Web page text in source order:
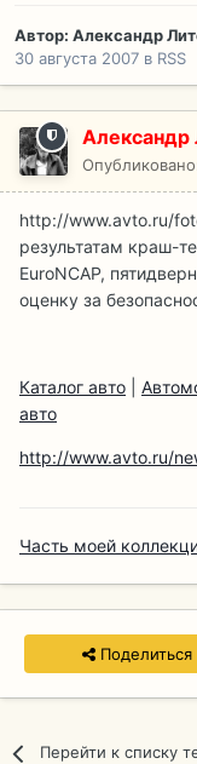
Автор: Александр
30 августа 2007 в RSS
Александр
http://www.avto.ru/
результатам краш-
EuroNCAP,
оценку за
Каталог авто
авто
http://www.avto.ru/
Часть моей
Поделиться
Перейти к списку